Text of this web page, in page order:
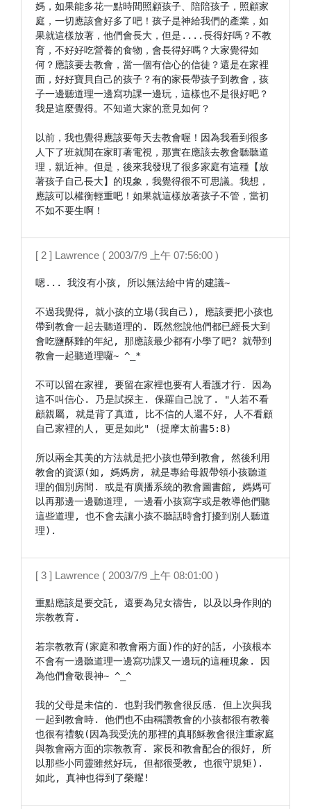
媽，如果能多花一點時間照顧孩子、陪陪孩子，照顧家
庭，一切應該會好多了吧！孩子是神給我們的產業，如
果就這樣放著，他們會長大，但是....長得好嗎？不教
育，不好好吃營養的食物，會長得好嗎？大家覺得如
何？應該要去教會，當一個有信心的信徒？還是在家裡
面，好好寶貝自己的孩子？有的家長帶孩子到教會，孩
子一邊聽道理一邊寫功課一邊玩，這樣也不是很好吧？
我是這麼覺得。不知道大家的意見如何？
以前，我也覺得應該要每天去教會喔！因為我看到很多
人下了班就閒在家盯著電視，那實在應該去教會聽聽道
理，親近神。但是，後來我發現了很多家庭有這種【放
著孩子自己長大】的現象，我覺得很不可思議。我想，
應該可以權衡輕重吧！如果就這樣放著孩子不管，當初
不如不要生啊！
[ 2 ] Lawrence ( 2003/7/9 上午 07:56:00 )
嗯... 我沒有小孩, 所以無法給中肯的建議~
不過我覺得, 就小孩的立場(我自己), 應該要把小孩也
帶到教會一起去聽道理的. 既然您說他們都已經長大到
會吃鹽酥雞的年紀, 那應該最少都有小學了吧? 就帶到
教會一起聽道理囉~ ^_*
不可以留在家裡, 要留在家裡也要有人看護才行. 因為
這不叫信心. 乃是試探主. 保羅自己說了. "人若不看
顧親屬, 就是背了真道, 比不信的人還不好, 人不看顧
自己家裡的人, 更是如此" (提摩太前書5:8)
所以兩全其美的方法就是把小孩也帶到教會, 然後利用
教會的資源(如, 媽媽房, 就是專給母親帶領小孩聽道
理的個別房間. 或是有廣播系統的教會圖書館, 媽媽可
以再那邊一邊聽道理, 一邊看小孩寫字或是教導他們聽
這些道理, 也不會去讓小孩不聽話時會打擾到別人聽道
理).
[ 3 ] Lawrence ( 2003/7/9 上午 08:01:00 )
重點應該是要交託, 還要為兒女禱告, 以及以身作則的
宗教教育.
若宗教教育(家庭和教會兩方面)作的好的話, 小孩根本
不會有一邊聽道理一邊寫功課又一邊玩的這種現象. 因
為他們會敬畏神~ ^_^
我的父母是未信的. 也對我們教會很反感. 但上次與我
一起到教會時. 他們也不由稱讚教會的小孩都很有教養
也很有禮貌(因為我受洗的那裡的真耶穌教會很注重家庭
與教會兩方面的宗教教育. 家長和教會配合的很好, 所
以那些小同靈雖然好玩, 但都很受教, 也很守規矩).
如此, 真神也得到了榮耀!